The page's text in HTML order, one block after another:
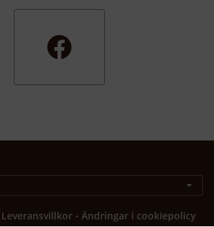
Leveransvillkor . Ändringar i cookiepolicy